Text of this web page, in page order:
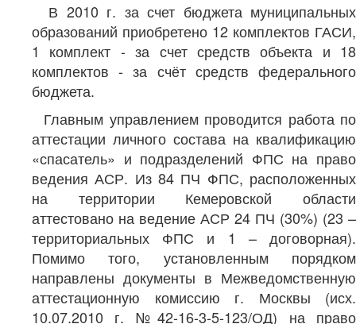
В 2010 г. за счет бюджета муниципальных
образований приобретено 12 комплектов ГАСИ,
1 комплект - за счет средств объекта и 18
комплектов - за счёт средств федерального
бюджета.
Главным управлением проводится работа по
аттестации личного состава на квалификацию
«спасатель» и подразделений ФПС на право
ведения АСР. Из 84 ПЧ ФПС, расположенных
на территории Кемеровской области
аттестовано на ведение АСР 24 ПЧ (30%) (23 –
территориальных ФПС и 1 – договорная).
Помимо того, установленным порядком
направлены документы в Межведомственную
аттестационную комиссию г. Москвы (исх.
10.07.2010 г. №42-16-3-5-123/ОД) на право